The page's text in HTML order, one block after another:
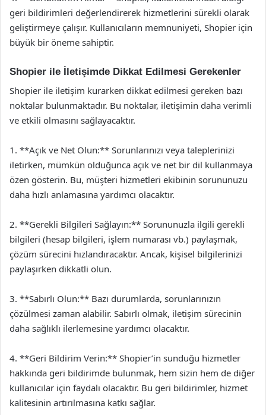
geri bildirimleri değerlendirerek hizmetlerini sürekli olarak
geliştirmeye çalışır. Kullanıcıların memnuniyeti, Shopier için
büyük bir öneme sahiptir.
Shopier ile İletişimde Dikkat Edilmesi Gerekenler
Shopier ile iletişim kurarken dikkat edilmesi gereken bazı
noktalar bulunmaktadır. Bu noktalar, iletişimin daha verimli
ve etkili olmasını sağlayacaktır.
1. **Açık ve Net Olun:** Sorunlarınızı veya taleplerinizi
iletirken, mümkün olduğunca açık ve net bir dil kullanmaya
özen gösterin. Bu, müşteri hizmetleri ekibinin sorununuzu
daha hızlı anlamasına yardımcı olacaktır.
2. **Gerekli Bilgileri Sağlayın:** Sorununuzla ilgili gerekli
bilgileri (hesap bilgileri, işlem numarası vb.) paylaşmak,
çözüm sürecini hızlandıracaktır. Ancak, kişisel bilgilerinizi
paylaşırken dikkatli olun.
3. **Sabırlı Olun:** Bazı durumlarda, sorunlarınızın
çözülmesi zaman alabilir. Sabırlı olmak, iletişim sürecinin
daha sağlıklı ilerlemesine yardımcı olacaktır.
4. **Geri Bildirim Verin:** Shopier’in sunduğu hizmetler
hakkında geri bildirimde bulunmak, hem sizin hem de diğer
kullanıcılar için faydalı olacaktır. Bu geri bildirimler, hizmet
kalitesinin artırılmasına katkı sağlar.